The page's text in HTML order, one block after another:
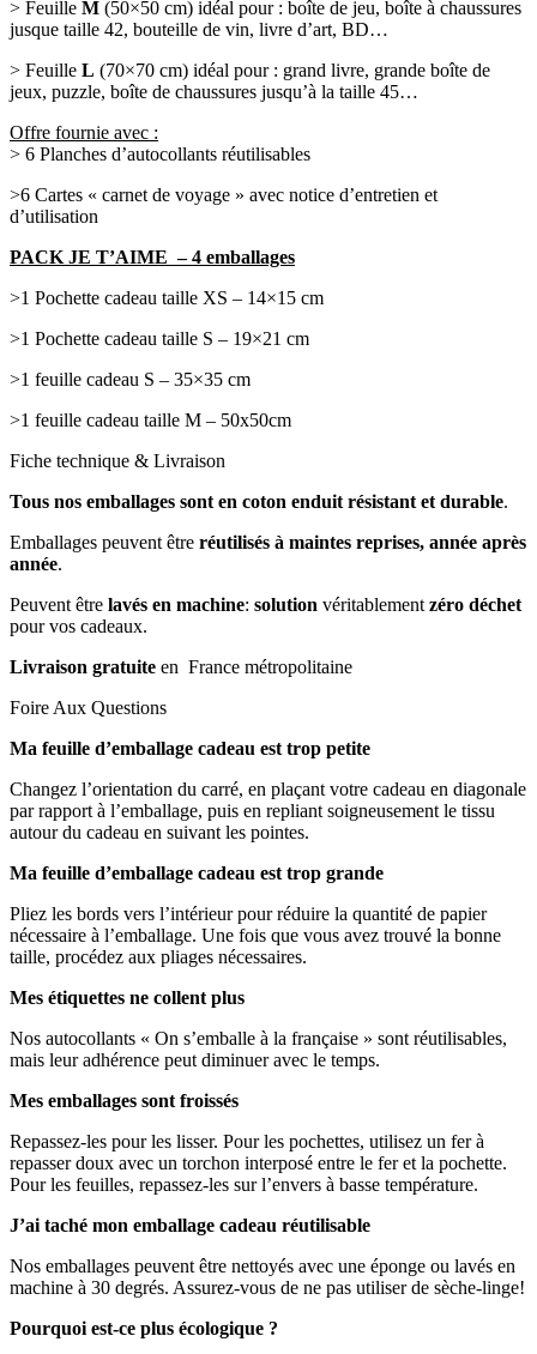
> Feuille M (50×50 cm) idéal pour : boîte de jeu, boîte à chaussures
jusque taille 42, bouteille de vin, livre d’art, BD…
> Feuille L (70×70 cm) idéal pour : grand livre, grande boîte de
jeux, puzzle, boîte de chaussures jusqu’à la taille 45…
Offre fournie avec :
> 6 Planches d’autocollants réutilisables
>6 Cartes « carnet de voyage » avec notice d’entretien et
d’utilisation
PACK JE T’AIME – 4 emballages
>1 Pochette cadeau taille XS – 14×15 cm
>1 Pochette cadeau taille S – 19×21 cm
>1 feuille cadeau S – 35×35 cm
>1 feuille cadeau taille M – 50x50cm
Fiche technique & Livraison
Tous nos emballages sont en coton enduit résistant et durable.
Emballages peuvent être réutilisés à maintes reprises, année après
année.
Peuvent être lavés en machine: solution véritablement zéro déchet
pour vos cadeaux.
Livraison gratuite en France métropolitaine
Foire Aux Questions
Ma feuille d’emballage cadeau est trop petite
Changez l’orientation du carré, en plaçant votre cadeau en diagonale
par rapport à l’emballage, puis en repliant soigneusement le tissu
autour du cadeau en suivant les pointes.
Ma feuille d’emballage cadeau est trop grande
Pliez les bords vers l’intérieur pour réduire la quantité de papier
nécessaire à l’emballage. Une fois que vous avez trouvé la bonne
taille, procédez aux pliages nécessaires.
Mes étiquettes ne collent plus
Nos autocollants « On s’emballe à la française » sont réutilisables,
mais leur adhérence peut diminuer avec le temps.
Mes emballages sont froissés
Repassez-les pour les lisser. Pour les pochettes, utilisez un fer à
repasser doux avec un torchon interposé entre le fer et la pochette.
Pour les feuilles, repassez-les sur l’envers à basse température.
J’ai taché mon emballage cadeau réutilisable
Nos emballages peuvent être nettoyés avec une éponge ou lavés en
machine à 30 degrés. Assurez-vous de ne pas utiliser de sèche-linge!
Pourquoi est-ce plus écologique ?